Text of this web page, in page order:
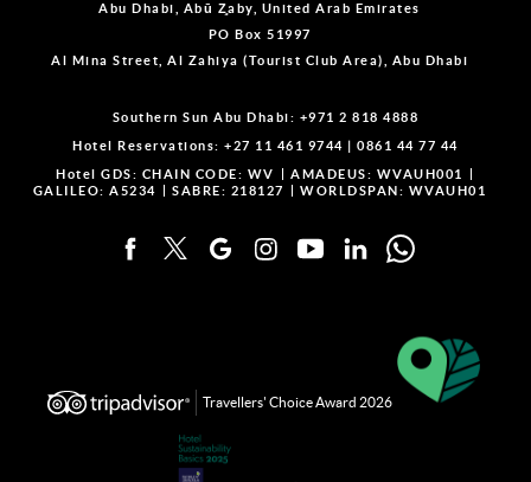
Abu Dhabi, Abū Z̧aby, United Arab Emirates
PO Box 51997
Al Mina Street, Al Zahiya (Tourist Club Area), Abu Dhabi
Southern Sun Abu Dhabi: +971 2 818 4888
Hotel Reservations: +27 11 461 9744 |0861 44 77 44
Hotel GDS: CHAIN CODE: WV
AMADEUS: WVAUH001
GALILEO: A5234
SABRE: 218127 WORLDSPAN: WVAUH01
Travellers' Choice Award 2026